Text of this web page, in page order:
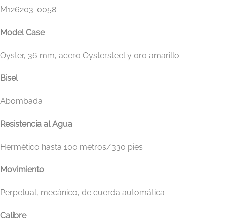
M126203-0058
Model Case
Oyster, 36 mm, acero Oystersteel y oro amarillo
Bisel
Abombada
Resistencia al Agua
Hermético hasta 100 metros/330 pies
Movimiento
Perpetual, mecánico, de cuerda automática
Calibre